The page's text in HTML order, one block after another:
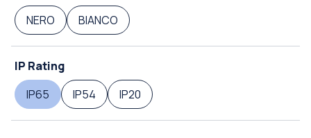
NERO
BIANCO
IP Rating
IP65
IP54 IP20